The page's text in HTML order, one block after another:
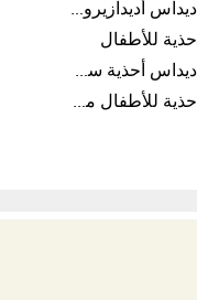
اديداس أديدازيرو معدات الجري
أحذية للأطفال
اديداس أحذية سوبرنوفا للرجال
أحذية للأطفال من 8 إلى 16 سنة